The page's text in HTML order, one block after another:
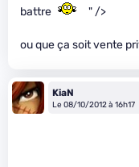
battre
" />
ou que ça soit vente
KiaN
Le 08/10/2012 à 16h17